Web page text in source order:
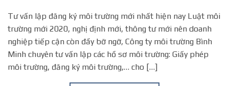
Tư vấn lập đăng ký môi trường mới nhất hiện nay Luật môi
trường mới 2020, nghị định mới, thông tư mới nên doanh
nghiệp tiếp cận còn đầy bỡ ngỡ, Công ty môi trường Bình
Minh chuyên tư vấn lập các hồ sơ môi trường: Giấy phép
môi trường, đăng ký môi trường,… cho […]